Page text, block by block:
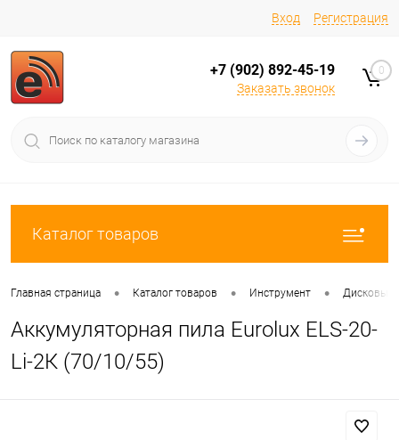
Вход Регистрация
+7 (902) 892-45-19
Заказать звонок
0
Каталог товаров
Главная страница • Каталог товаров • Инструмент •
Аккумуляторная пила Eurolux ELS-20-
Li-2К (70/10/55)